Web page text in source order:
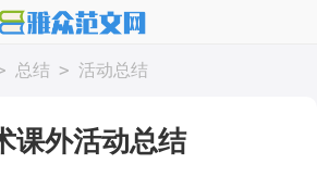
总结 > 活动总结
课外活动总结